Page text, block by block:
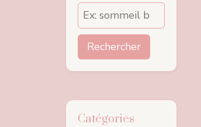
Rechercher
Catégories